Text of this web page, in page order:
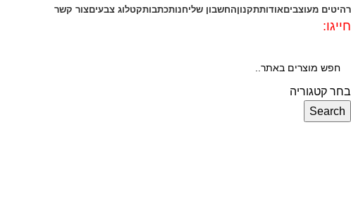
רהיטים מעוצביםאודותתקנוןהחשבון שליחנותכתבותקטלוג צבעיםצור קשר
חייגו:
בחר קטגוריה
Search